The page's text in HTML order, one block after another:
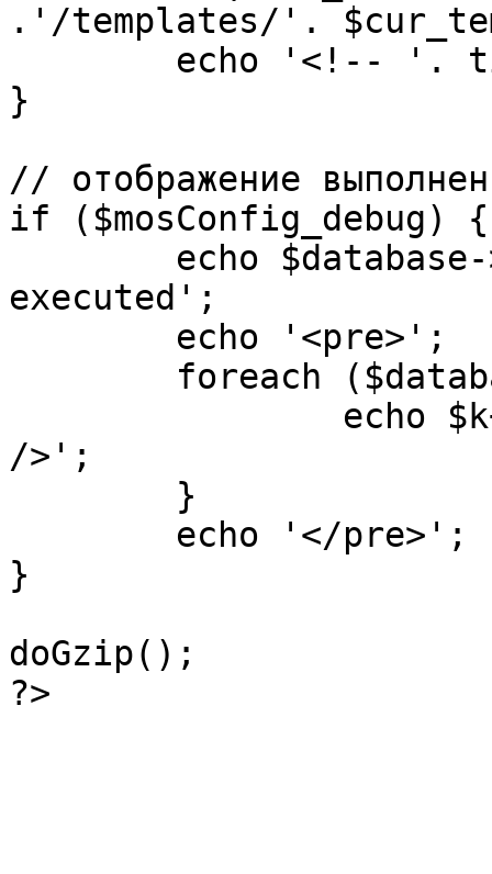
.'/templates/'.
}
// отображение
if ($mosConfig_debug) {
executed';
/>';
}
doGzip();
?>